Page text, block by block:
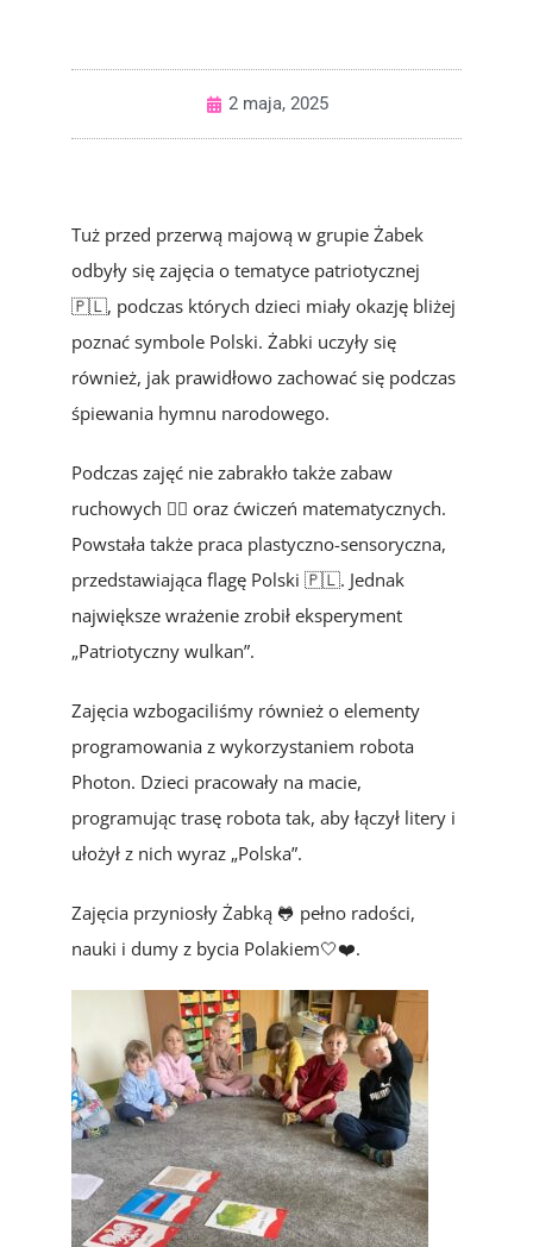
2 maja, 2025
Tuż przed przerwą majową w grupie Żabek
odbyły się zajęcia o tematyce patriotycznej
🇵🇱, podczas których dzieci miały okazję bliżej
poznać symbole Polski. Żabki uczyły się
również, jak prawidłowo zachować się podczas
śpiewania hymnu narodowego.
Podczas zajęć nie zabrakło także zabaw
ruchowych 🤸‍♂️ oraz ćwiczeń matematycznych.
Powstała także praca plastyczno-sensoryczna,
przedstawiająca flagę Polski 🇵🇱. Jednak
największe wrażenie zrobił eksperyment
„Patriotyczny wulkan”.
Zajęcia wzbogaciliśmy również o elementy
programowania z wykorzystaniem robota
Photon. Dzieci pracowały na macie,
programując trasę robota tak, aby łączył litery i
ułożył z nich wyraz „Polska”.
Zajęcia przyniosły Żabką 🐸 pełno radości,
nauki i dumy z bycia Polakiem🤍❤️.